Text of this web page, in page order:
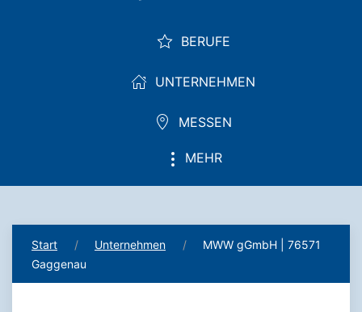
BERUFE
UNTERNEHMEN
MESSEN
MEHR
Start Unternehmen
MWW gGmbH | 76571
Gaggenau